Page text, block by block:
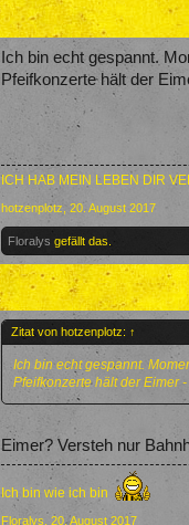
Ich bin echt gespannt.
Pfeifkonzerte hält der
ICH HAB MEIN LEBEN DIR
hotzenplotz 20. August 2017
Floralys gefällt das.
Zitat von hotzenplotz: ↑
Ich bin echt gespannt.
Pfeifkonzerte hält der Eimer
Eimer? Versteh nur
Ich bin wie ich bin
Floralys 20. August 2017